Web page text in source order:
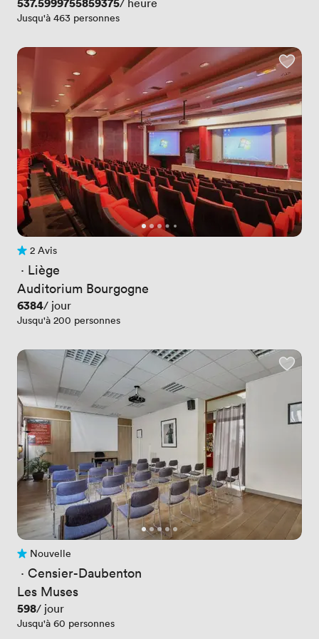
Jusqu'à 463 personnes
2 Avis2 Avis
· Liège
Auditorium Bourgogne
Prix
6384/ jour
Jusqu'à 200 personnes
Pas encore d'avis
Nouvelle
· Censier-Daubenton
Les Muses
Prix
598/ jour
Jusqu'à 60 personnes